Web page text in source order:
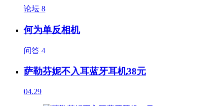
论坛 8
何为单反相机
问答 4
萨勒芬妮不入耳蓝牙耳机38元
04.29